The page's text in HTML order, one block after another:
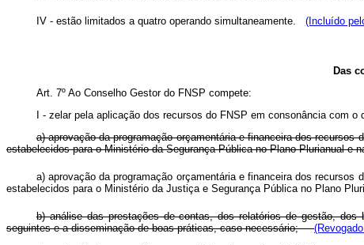
IV - estão limitados a quatro operando simultaneamente. (Incluído
Das
Art. 7º Ao Conselho Gestor do FNSP compete:
I - zelar pela aplicação dos recursos do FNSP em consonância com o
a) aprovação da programação orçamentária e financeira dos
estabelecidos para o Ministério da Segurança Pública no Plano Plurianual e
a) aprovação da programação orçamentária e financeira dos
estabelecidos para o Ministério da Justiça e Segurança Pública no Plano
b) análise das prestações de contas, dos relatórios de gestão,
seguintes e a disseminação de boas práticas, caso necessário;